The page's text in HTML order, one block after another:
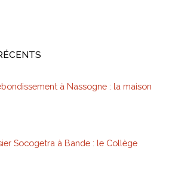
à Nassogne : la maison
Socogetra à Bande : le Collège